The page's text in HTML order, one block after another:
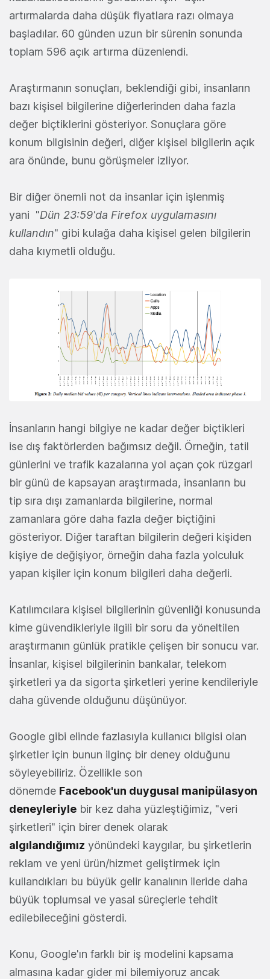
artırmalarda daha düşük fiyatlara razı olmaya
başladılar. 60 günden uzun bir sürenin sonunda
toplam 596 açık artırma düzenlendi.
Araştırmanın sonuçları, beklendiği gibi, insanların
bazı kişisel bilgilerine diğerlerinden daha fazla
değer biçtiklerini gösteriyor. Sonuçlara göre
konum bilgisinin değeri, diğer kişisel bilgilerin açık
ara önünde, bunu görüşmeler izliyor.
Bir diğer önemli not da insanlar için işlenmiş
yani "Dün 23:59'da Firefox uygulamasını
kullandın" gibi kulağa daha kişisel gelen bilgilerin
daha kıymetli olduğu.
İnsanların hangi bilgiye ne kadar değer biçtikleri
ise dış faktörlerden bağımsız değil. Örneğin, tatil
günlerini ve trafik kazalarına yol açan çok rüzgarl
bir günü de kapsayan araştırmada, insanların bu
tip sıra dışı zamanlarda bilgilerine, normal
zamanlara göre daha fazla değer biçtiğini
gösteriyor. Diğer taraftan bilgilerin değeri kişiden
kişiye de değişiyor, örneğin daha fazla yolculuk
yapan kişiler için konum bilgileri daha değerli.
Katılımcılara kişisel bilgilerinin güvenliği konusunda
kime güvendikleriyle ilgili bir soru da yöneltilen
araştırmanın günlük pratikle çelişen bir sonucu var.
İnsanlar, kişisel bilgilerinin bankalar, telekom
şirketleri ya da sigorta şirketleri yerine kendileriyle
daha güvende olduğunu düşünüyor.
Google gibi elinde fazlasıyla kullanıcı bilgisi olan
şirketler için bunun ilginç bir deney olduğunu
söyleyebiliriz. Özellikle son
dönemde Facebook'un duygusal manipülasyon
deneyleriyle bir kez daha yüzleştiğimiz, "veri
şirketleri" için birer denek olarak
algılandığımız yönündeki kaygılar, bu şirketlerin
reklam ve yeni ürün/hizmet geliştirmek için
kullandıkları bu büyük gelir kanalının ileride daha
büyük toplumsal ve yasal süreçlerle tehdit
edilebileceğini gösterdi.
Konu, Google'ın farklı bir iş modelini kapsama
almasına kadar gider mi bilemiyoruz ancak